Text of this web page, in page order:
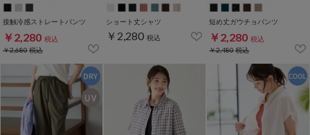
接触冷感ストレートパンツ
￥2,280 税込
￥2,680税込
ショート丈シャツ
￥2,280 税込
短め丈ガウチョパンツ
￥2,280 税込
￥2,480税込